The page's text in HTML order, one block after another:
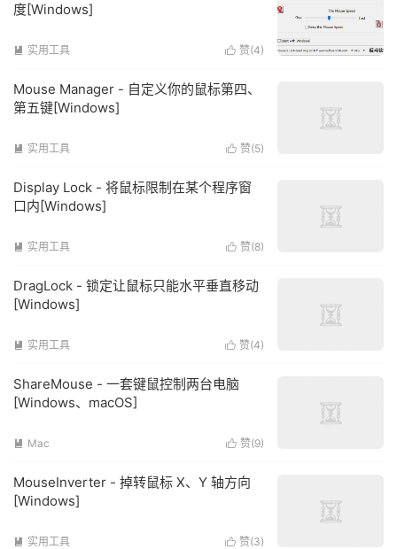
度[Windows]
 赞(4)
 实用工具
Mouse Manager - 自定义你的鼠标第四、
第五键[Windows]
 赞(5)
 实用工具
Display Lock - 将鼠标限制在某个程序窗
口内[Windows]
 赞(8)
 实用工具
DragLock - 锁定让鼠标只能水平垂直移动
[Windows]
 赞(4)
 实用工具
ShareMouse - 一套键鼠控制两台电脑
[Windows、macOS]
 赞(9)
 Mac
MouseInverter - 掉转鼠标 X、Y 轴方向
[Windows]
 赞(3)
 实用工具